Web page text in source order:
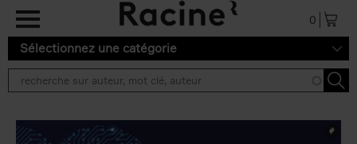
Aller au contenu principal
0
Sélectionnez une catégorie